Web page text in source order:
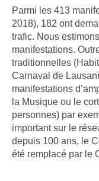
Parmi les 413
2018), 182 ont
trafic. Nous
manifestations.
traditionnelles
Carnaval de
manifestations
la Musique ou le
personnes) par
important sur le
depuis 100 ans, le
été remplacé par le